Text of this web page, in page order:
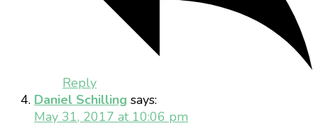
Reply
Daniel Schilling says:
May 31, 2017 at 10:06 pm